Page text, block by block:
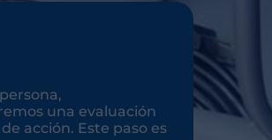
una evaluación
acción. Este paso es